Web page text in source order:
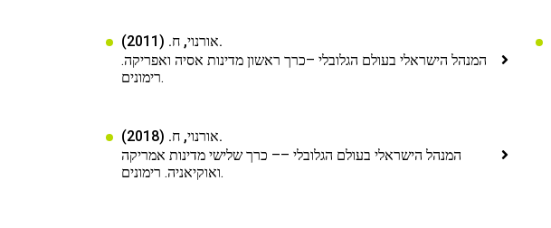
אורנוי, ח. (2011).
המנהל הישראלי בעולם הגלובלי –כרך ראשון מדינות אסיה ואפריקה.
רימונים.
אורנוי, ח. (2018).
המנהל הישראלי בעולם הגלובלי –– כרך שלישי מדינות אמריקה
ואוקיאניה. רימונים.